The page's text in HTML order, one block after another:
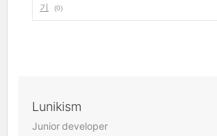
기
(0)
Lunikism
Junior developer